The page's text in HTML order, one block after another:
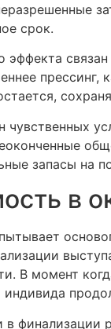
срок.
эффекта
чувственных
запасы на
в
В момент
финализации